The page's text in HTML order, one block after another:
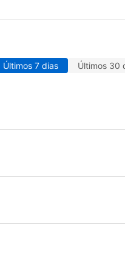
Últimos 7 dias Últimos 30